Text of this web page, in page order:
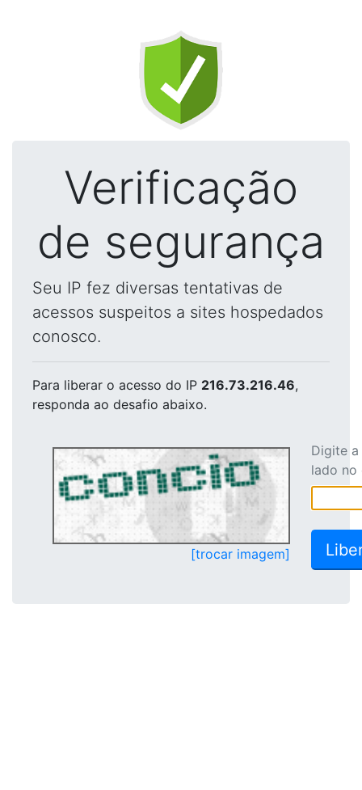
Verificação
de segurança
Seu IP fez diversas tentativas de
acessos suspeitos a sites hospedados
conosco.
Para liberar o acesso do IP 216.73.216.46,
responda ao desafio abaixo.
[trocar imagem]
Digite
lado no